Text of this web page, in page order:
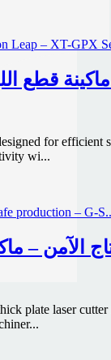
for efficient
wi...
plate laser